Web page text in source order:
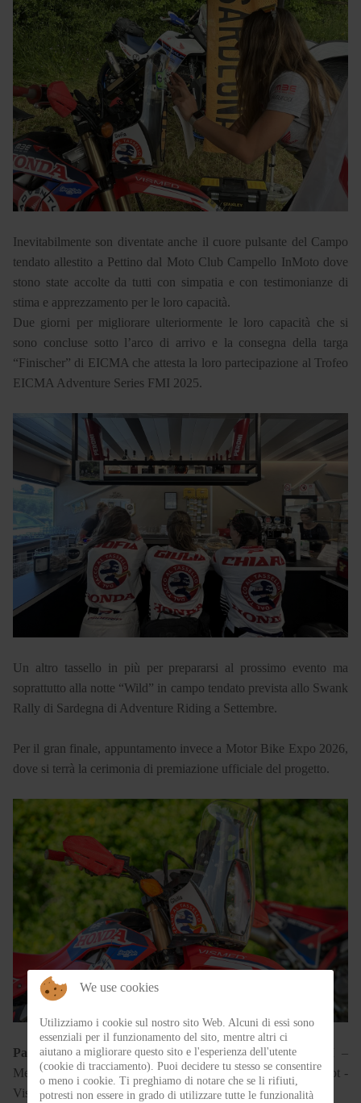
Inevitabilmente son diventate anche il cuore pulsante del Campo
tendato allestito a Pettino dal Moto Club Campello InMoto dove
stono state accolte da tutti con simpatia e con testimonianze di
stima e apprezzamento per le loro capacità.
Due giorni per migliorare ulteriormente le loro capacità che si
sono concluse sotto l’arco di arrivo e la consegna della targa
“Finischer” di EICMA che attesta la loro partecipazione al Trofeo
EICMA Adventure Series FMI 2025.
Un altro tassello in più per prepararsi al prossimo evento ma
soprattutto alla notte “Wild” in campo tendato prevista allo Swank
Rally di Sardegna di Adventure Riding a Settembre.
Per il gran finale, appuntamento invece a Motor Bike Expo 2026,
dove si terrà la cerimonia di premiazione ufficiale del progetto.
Partner del Progetto:Honda Motor Europe-Italia – FMI –
Metzeler – NOS Helmets – Pro Grip – Hugerock – S-Nap Shot -
Vismed – Motor Bike Expo - Eleveit – 4K Parti speciali
We use cookies
Utilizziamo i cookie sul nostro sito Web. Alcuni di essi sono
essenziali per il funzionamento del sito, mentre altri ci
aiutano a migliorare questo sito e l'esperienza dell'utente
(cookie di tracciamento). Puoi decidere tu stesso se consentire
o meno i cookie. Ti preghiamo di notare che se li rifiuti,
potresti non essere in grado di utilizzare tutte le funzionalità